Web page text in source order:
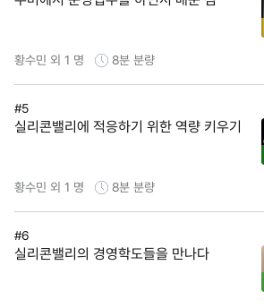
황수민 외 1 명 8분 분량
#5
실리콘밸리에 적응하기 위한 역량 키우기
황수민 외 1 명 8분 분량
#6
실리콘밸리의 경영학도들을 만나다